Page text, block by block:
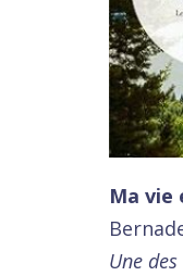
Ma vie
Une